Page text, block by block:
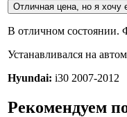
Отличная цена, но я хочу
В отличном состоянии.
Устанавливался на
Hyundai: i30 2007-2012
Рекомендуем